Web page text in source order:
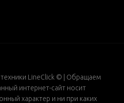
LineClick © | Обращаем
интернет-сайт носит
характер и ни при каких